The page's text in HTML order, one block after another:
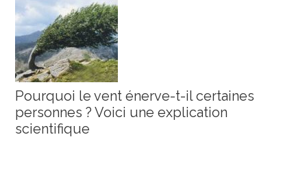
Pourquoi le vent énerve-t-il certaines
personnes ? Voici une explication
scientifique